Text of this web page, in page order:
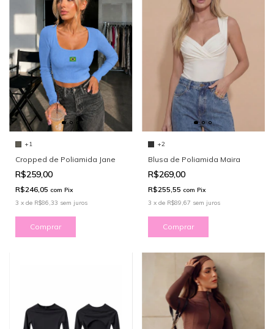
+1
Cropped de Poliamida Jane
R$259,00
R$246,05 com Pix
3 x de R$86,33 sem juros
Comprar
+2
Blusa de Poliamida Maira
R$269,00
R$255,55 com Pix
3 x de R$89,67 sem juros
Comprar